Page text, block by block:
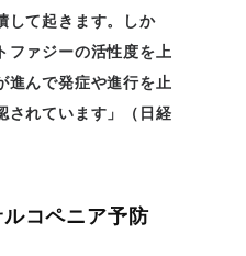
して起きます。しか
ファジーの活性度を上
進んで発症や進行を止
されています」（日経
コペニア予防